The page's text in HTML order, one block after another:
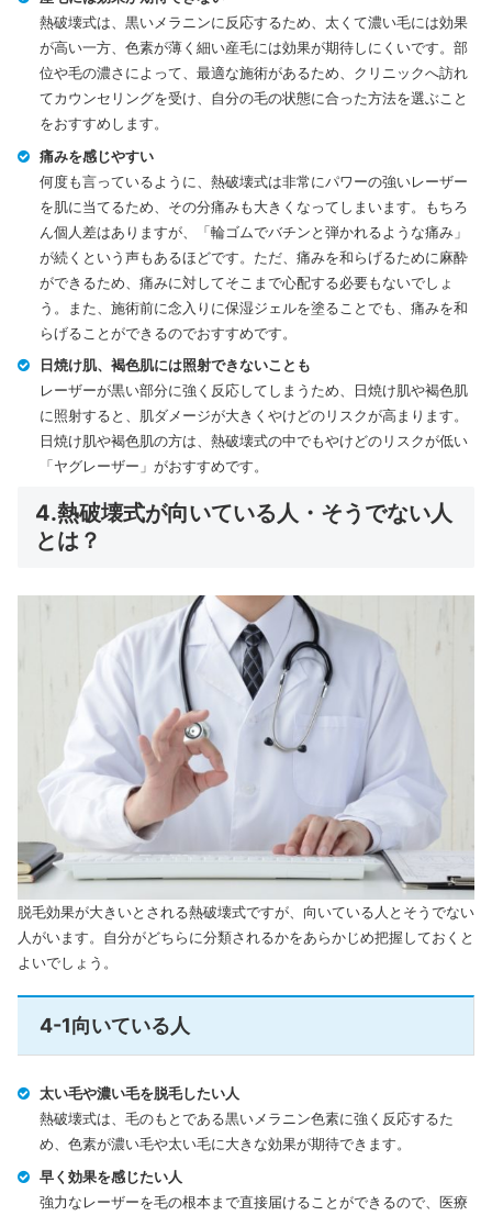
熱破壊式は、黒いメラニンに反応するため、太くて濃い毛には効果
が高い一方、色素が薄く細い産毛には効果が期待しにくいです。部
位や毛の濃さによって、最適な施術があるため、クリニックへ訪れ
てカウンセリングを受け、自分の毛の状態に合った方法を選ぶこと
をおすすめします。
痛みを感じやすい
何度も言っているように、熱破壊式は非常にパワーの強いレーザー
を肌に当てるため、その分痛みも大きくなってしまいます。もちろ
ん個人差はありますが、「輪ゴムでバチンと弾かれるような痛み」
が続くという声もあるほどです。ただ、痛みを和らげるために麻酔
ができるため、痛みに対してそこまで心配する必要もないでしょ
う。また、施術前に念入りに保湿ジェルを塗ることでも、痛みを和
らげることができるのでおすすめです。
日焼け肌、褐色肌には照射できないことも
レーザーが黒い部分に強く反応してしまうため、日焼け肌や褐色肌
に照射すると、肌ダメージが大きくやけどのリスクが高まります。
日焼け肌や褐色肌の方は、熱破壊式の中でもやけどのリスクが低い
「ヤグレーザー」がおすすめです。
4.熱破壊式が向いている人・そうでない人
とは？
脱毛効果が大きいとされる熱破壊式ですが、向いている人とそうでない
人がいます。自分がどちらに分類されるかをあらかじめ把握しておくと
よいでしょう。
4-1向いている人
太い毛や濃い毛を脱毛したい人
熱破壊式は、毛のもとである黒いメラニン色素に強く反応するた
め、色素が濃い毛や太い毛に大きな効果が期待できます。
早く効果を感じたい人
強力なレーザーを毛の根本まで直接届けることができるので、医療